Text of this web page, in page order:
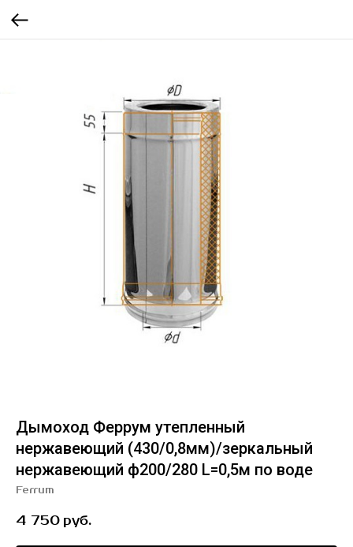
Дымоход Феррум утепленный
нержавеющий (430/0,8мм)/зеркальный
нержавеющий ф200/280 L=0,5м по воде
Ferrum
4 750 руб.